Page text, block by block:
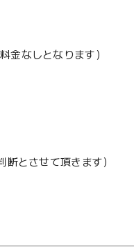
金なしとなります）
とさせて頂きます）